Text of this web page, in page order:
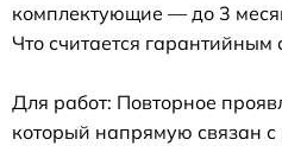
комплектующие — до 3
Что считается гарантийным
Для работ: Повторное
который напрямую связан с